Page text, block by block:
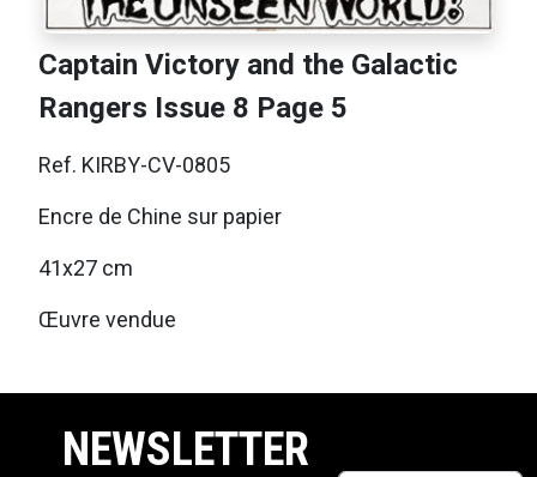
Captain Victory and the Galactic
Rangers Issue 8 Page 5
Ref. KIRBY-CV-0805
Encre de Chine sur papier
41x27 cm
Œuvre vendue
NEWSLETTER